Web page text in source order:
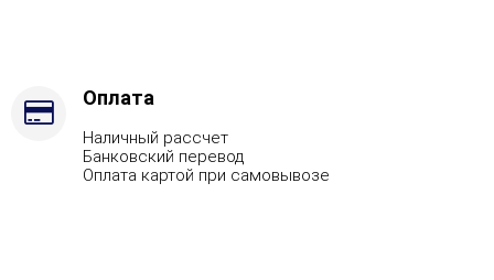
топлива
Стандартная
Оплата
Наличный рассчет
Банковский перевод
Оплата картой при самовывозе